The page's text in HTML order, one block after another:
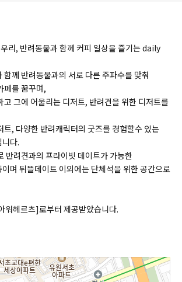
리, 반려동물과 함께 커피 일상을 즐기는 daily
함께 반려동물과의 서로 다른 주파수를 맞춰
페를 꿈꾸며,
고 그에 어울리는 디저트, 반려견을 위한 디저트를
트, 다양한 반려캐릭터의 굿즈를 경험할수 있는
다.
반려견과의 프라이빗 데이트가 가능한
며 뒤뜰데이트 이외에는 단체석을 위한 공간으로
워헤르츠]로부터 제공받았습니다.